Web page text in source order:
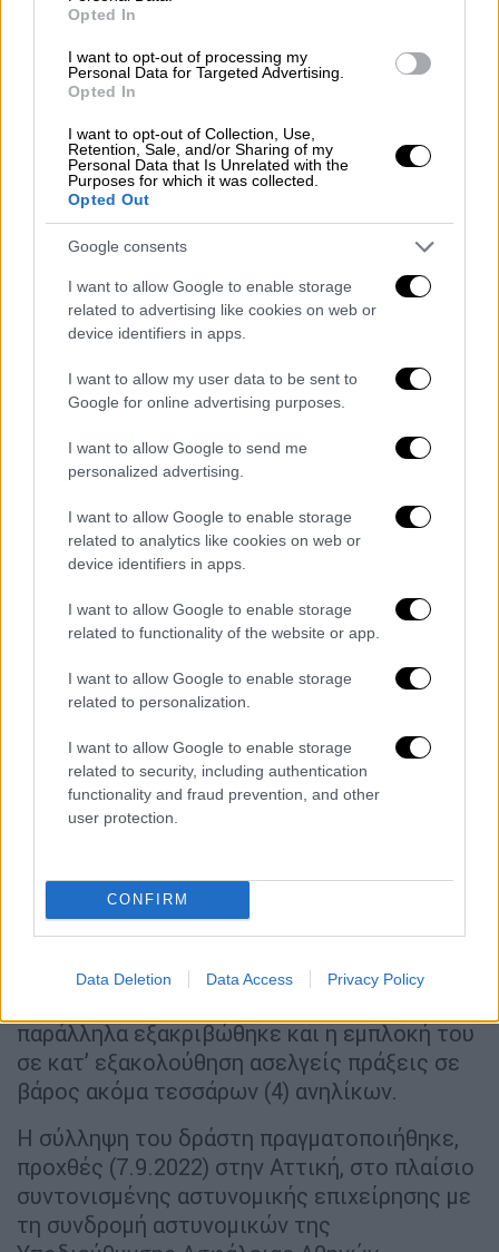
Opted In
I want to opt-out of processing my
Personal Data for Targeted Advertising.
Opted In
I want to opt-out of Collection, Use,
Retention, Sale, and/or Sharing of my
Personal Data that Is Unrelated with the
Purposes for which it was collected.
Opted Out
Google consents
I want to allow Google to enable storage
related to advertising like cookies on web or
device identifiers in apps.
I want to allow my user data to be sent to
Google for online advertising purposes.
I want to allow Google to send me
personalized advertising.
I want to allow Google to enable storage
related to analytics like cookies on web or
device identifiers in apps.
I want to allow Google to enable storage
related to functionality of the website or app.
I want to allow Google to enable storage
related to personalization.
I want to allow Google to enable storage
related to security, including authentication
functionality and fraud prevention, and other
user protection.
CONFIRM
Data Deletion Data Access Privacy Policy
ανήλικα κορίτσια
πλήρη εξέλιξη.
κατασχέθηκεπλήθος οπτικοαστικού υλικού
ερωτικού περιεχόμενου του δράστη με τις
ανήλικες, καθώς επίσης και 203 ψηφιακοί
δίσκοι, 7 φορητοί σκληροί δίσκοι, 2 κάμερες,
5 κινητά τηλέφωνα, 3 φορητές μονάδες
αποθήκευσης USB και φορητός
ηλεκτρονικός υπολογιστής.
Η ανακοίνωση της ΕΛ.ΑΣ
Από την Υποδιεύθυνση Ασφάλειας
συνελήφθη άτομο και σε βάρος του
σχηματίσθηκε δικογραφία για πορνογραφία
ανηλίκων, γενετήσιες πράξεις με ανήλικους,
κατάχρηση ανηλίκων και παράβαση της
νομοθεσίας για την προστασία προσωπικών
Ειδικότερα, προηγήθηκε καταγγελία
ημεδαπής, σύμφωνα με την οποία συγγενικό
της πρόσωπο έγινε αποδέκτης μηνυμάτων,
περιεχομένου της καταγγέλλουσας όταν
ήταν ανήλικη, ενώ συγχρόνως ο άγνωστος
αποστολέας απαιτούσε από το συγγενικό
Ακολούθησε ενδελεχής και
εμπεριστατωμένη έρευνα, από την οποία
ταυτοποιήθηκε η εμπλοκή του συλληφθέντα
παράλληλα εξακριβώθηκε και η εμπλοκή του
σε κατ’ εξακολούθηση ασελγείς πράξεις σε
βάρος ακόμα τεσσάρων (4) ανηλίκων.
Η σύλληψη του δράστη πραγματοποιήθηκε,
προχθές (7.9.2022) στην Αττική, στο πλαίσιο
συντονισμένης αστυνομικής επιχείρησης με
τη συνδρομή αστυνομικών της